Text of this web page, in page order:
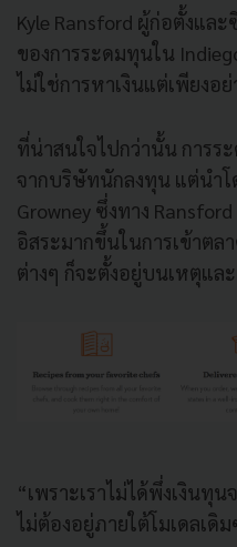
Kyle Ransford ผู้ก่อตั้งแล
ของการระดมทุนใน
ไม่ใช่การหาเงินแต่เพียงอย่
ที่น่าสนใจไปกว่านั้น การร
จากบริษัทนักลงทุน แต่นำโ
Growney ซึ่งทาง
อิสระมากขึ้นในการเข้าตล
ต่างๆ ก็จะตั้งอยู่บนเหตุแล
“เพราะเราไม่ได้พึ่งเงินทุน
ไม่ต้องอยู่ภายใต้โมเดลเดิ